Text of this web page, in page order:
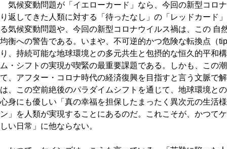
気候変動問題が「イエローカード」なら、今回の新型コロ
り返してきた人類に対する「待ったなし」の「レッドカード
る気候変動問題や、今回の新型コロナウイルス禍は、この 自
均衡への警告である。いまや、不可逆的かつ危険な転換点（
り、持続可能な地球環境との多元共生と包摂的な恒久的平和
ム・シフトの実現が喫緊の最重要課題である。しかも、この
て、アフター・コロナ時代の経済復興を目指すと言う文脈で
は、この空前絶後のパラダイムシフトを通じて、地球環境と
心身にも優しい「真の幸福を担保したまったく異次元の生活
ン」を人類が実現することにあるのだ。これこそが、かつて
しい日常」に他ならない。